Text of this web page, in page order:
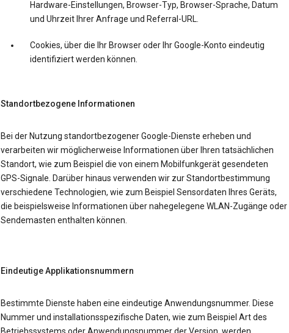
Hardware-Einstellungen, Browser-Typ, Browser-Sprache, Datum
und Uhrzeit Ihrer Anfrage und Referral-URL.
Cookies, über die Ihr Browser oder Ihr Google-Konto eindeutig
identifiziert werden können.
Standortbezogene Informationen
Bei der Nutzung standortbezogener Google-Dienste erheben und
verarbeiten wir möglicherweise Informationen über Ihren tatsächlichen
Standort, wie zum Beispiel die von einem Mobilfunkgerät gesendeten
GPS-Signale. Darüber hinaus verwenden wir zur Standortbestimmung
verschiedene Technologien, wie zum Beispiel Sensordaten Ihres Geräts,
die beispielsweise Informationen über nahegelegene WLAN-Zugänge oder
Sendemasten enthalten können.
Eindeutige Applikationsnummern
Bestimmte Dienste haben eine eindeutige Anwendungsnummer. Diese
Nummer und installationsspezifische Daten, wie zum Beispiel Art des